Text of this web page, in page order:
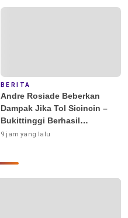
Corbuzier
BERITA
Andre Rosiade Beberkan
Dampak Jika Tol Sicincin –
Bukittinggi Berhasil
Dibangun
9 jam yang lalu